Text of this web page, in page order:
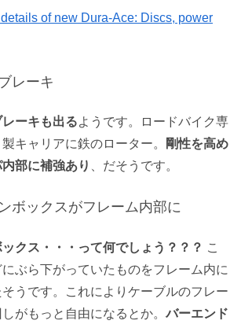
of new Dura-Ace: Discs, power
レーキ
ーキも出るようです。ロードバイク専
キャリアに鉄のローター。
剛性を高め
部に補強あり
、だそうです。
ボックスがフレーム内部に
クス・・・って何でしょう？？？ こ
ぶら下がっていたものをフレーム内に
うです。これによりケーブルのフレー
がもっと自由になるとか。 バーエンド